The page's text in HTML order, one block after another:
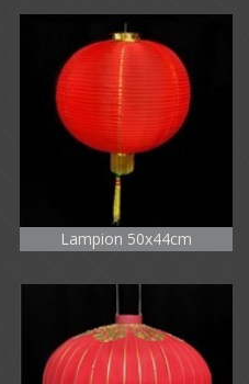
Lampion 50x44cm